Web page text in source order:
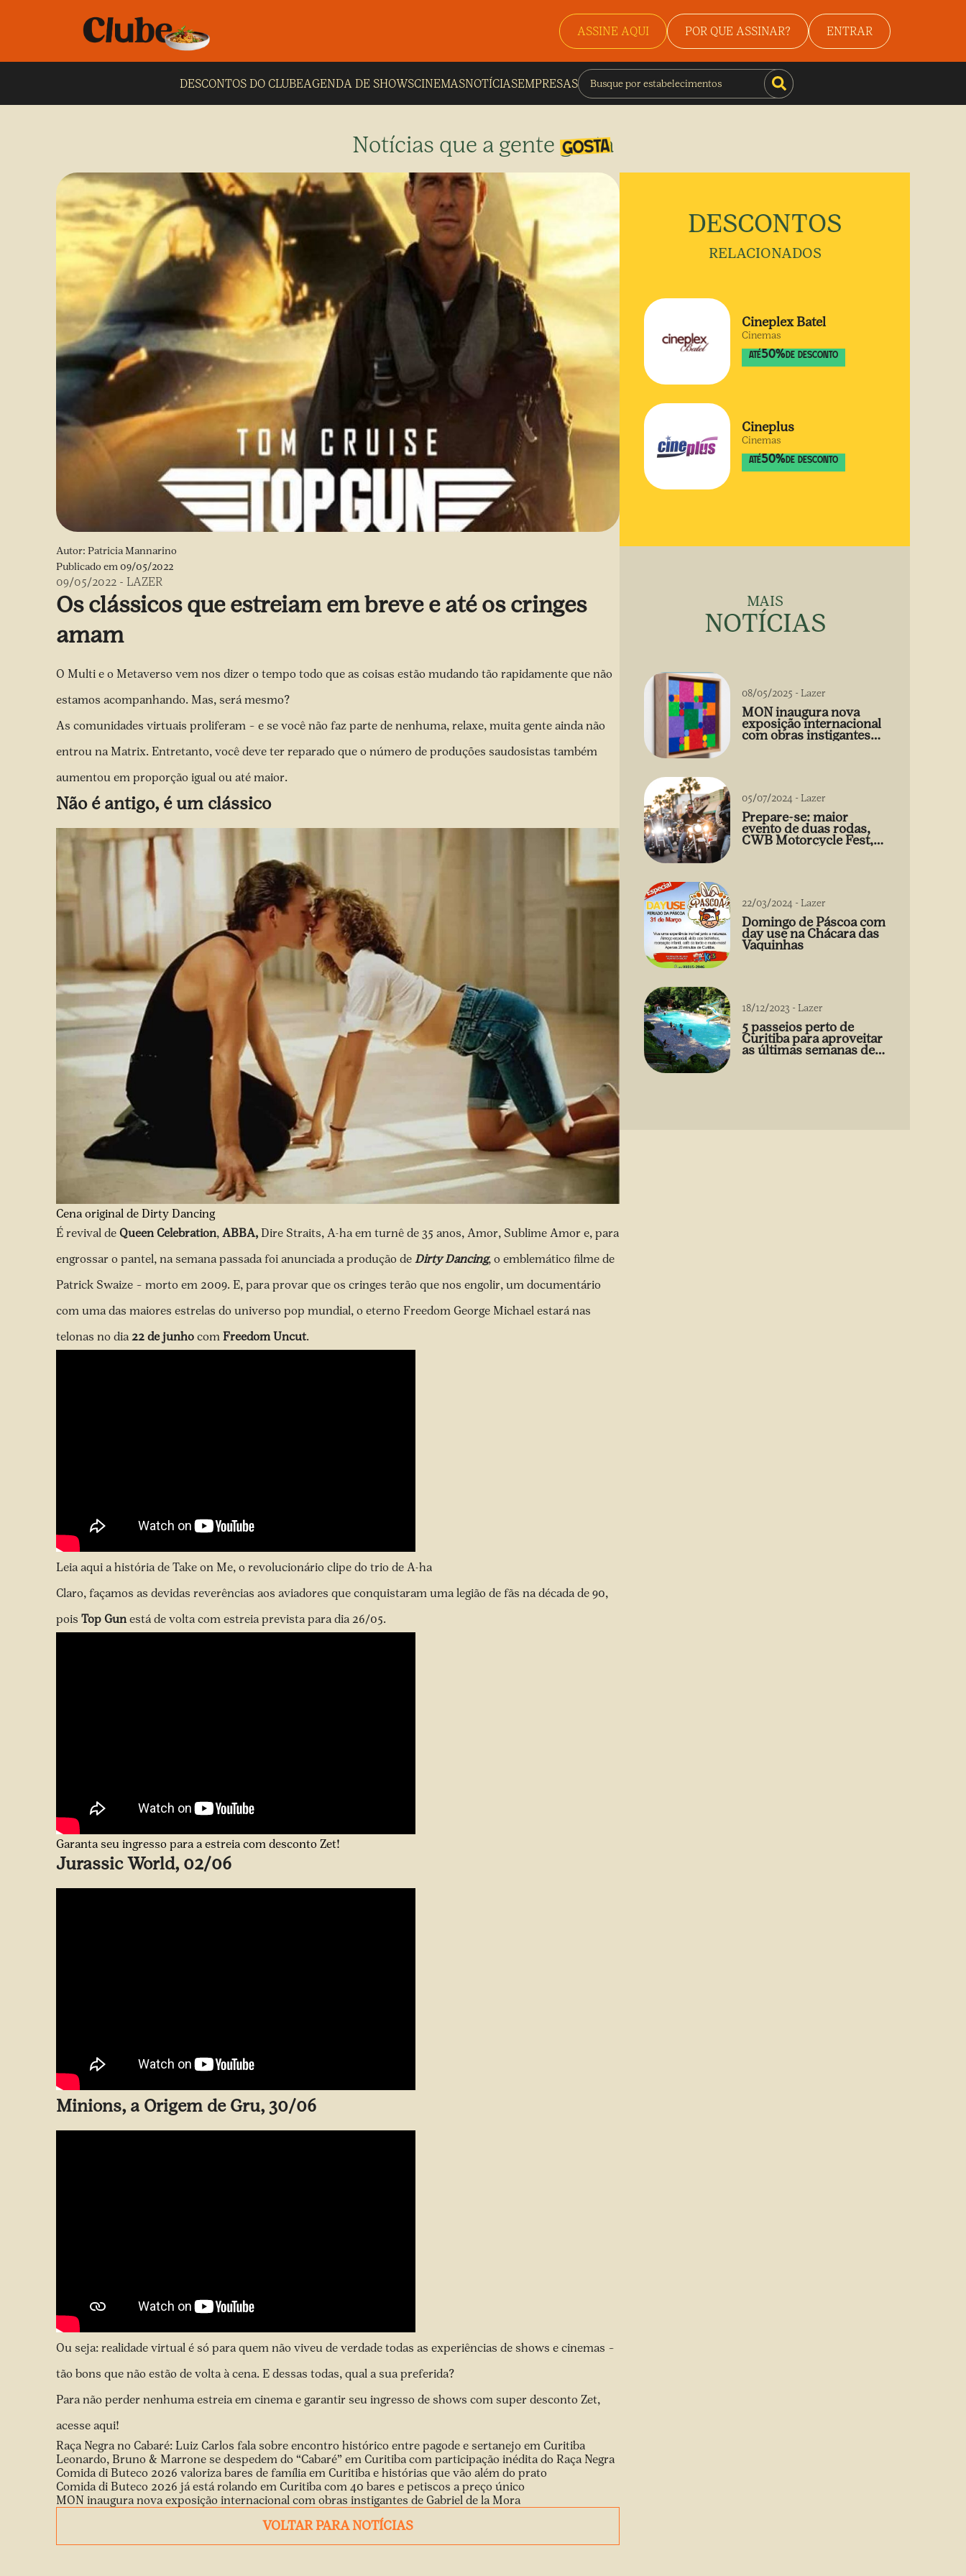
ASSINE AQUI POR QUE ASSINAR? ENTRAR
DESCONTOS DO CLUBEAGENDA DE SHOWSCINEMASNOTÍCIASEMPRESAS
Notícias que a gente gosta
Autor: Patricia Mannarino
Publicado em09/05/2022
09/05/2022 - LAZER
Os clássicos que estreiam em breve e até os cringes
amam
O Multi e o Metaverso vem nos dizer o tempo todo que as coisas estão mudando tão rapidamente que não
estamos acompanhando. Mas, será mesmo?
As comunidades virtuais proliferam – e se você não faz parte de nenhuma, relaxe, muita gente ainda não
entrou na Matrix. Entretanto, você deve ter reparado que o número de produções saudosistas também
aumentou em proporção igual ou até maior.
Não é antigo, é um clássico
Cena original de Dirty Dancing
É revival de Queen Celebration, ABBA, Dire Straits, A-ha em turnê de 35 anos, Amor, Sublime Amor e, para
engrossar o pantel, na semana passada foi anunciada a produção de Dirty Dancing, o emblemático filme de
Patrick Swaize – morto em 2009. E, para provar que os cringes terão que nos engolir, um documentário
com uma das maiores estrelas do universo pop mundial, o eterno Freedom George Michael estará nas
telonas no dia 22 de junho com Freedom Uncut.
Leia aqui a história de Take on Me, o revolucionário clipe do trio de A-ha
Claro, façamos as devidas reverências aos aviadores que conquistaram uma legião de fãs na década de 90,
pois Top Gun está de volta com estreia prevista para dia 26/05.
Garanta seu ingresso para a estreia com desconto Zet!
Jurassic World, 02/06
Minions, a Origem de Gru, 30/06
Ou seja: realidade virtual é só para quem não viveu de verdade todas as experiências de shows e cinemas –
tão bons que não estão de volta à cena. E dessas todas, qual a sua preferida?
Para não perder nenhuma estreia em cinema e garantir seu ingresso de shows com super desconto Zet,
acesse aqui!
Raça Negra no Cabaré: Luiz Carlos fala sobre encontro histórico entre pagode e sertanejo em Curitiba
Leonardo, Bruno & Marrone se despedem do “Cabaré” em Curitiba com participação inédita do Raça Negra
Comida di Buteco 2026 valoriza bares de família em Curitiba e histórias que vão além do prato
Comida di Buteco 2026 já está rolando em Curitiba com 40 bares e petiscos a preço único
MON inaugura nova exposição internacional com obras instigantes de Gabriel de la Mora
VOLTAR PARA NOTÍCIAS
DESCONTOS
RELACIONADOS
Cineplex Batel
Cinemas
ATÉ50%DE DESCONTO
Cineplus
Cinemas
ATÉ50%DE DESCONTO
MAIS
NOTÍCIAS
08/05/2025 -Lazer
MON inaugura nova
exposição internacional
com obras instigantes
de Gabriel de la Mora
05/07/2024 -Lazer
Prepare-se: maior
evento de duas rodas,
CWB Motorcycle Fest,
acontece 03/08
22/03/2024 -Lazer
Domingo de Páscoa com
day use na Chácara das
Vaquinhas
18/12/2023 -Lazer
5 passeios perto de
Curitiba para aproveitar
as últimas semanas de